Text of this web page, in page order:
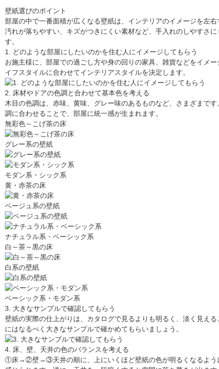
壁紙選びのポイント
部屋の中で一番面積が広くなる壁紙は、インテリアのイメージを左
汚れが落ちやすい、キズがつきにくい素材など、手入れのしやすさ
す。
1. どのような部屋にしたいのかを住む人にイメージしてもらう
お施主様に、部屋での過ごし方や身の回りの家具、雑貨などをイメ
イフスタイルに合わせてインテリアスタイルを決定します。
2. 床材やドアの色調と合わせて基本色を考える
木目の色調は、赤味、黄味、グレー味のあるものなど、さまざまで
調に合わせることで、部屋に統一感が生まれます。
無彩色～こげ茶の床
グレー系の壁紙
モダン系・シック系
黄・赤茶の床
ベージュ系の壁紙
ナチュラル系・ベーシック系
白～茶～黒の床
白系の壁紙
ベーシック系・モダン系
3. 大きなサンプルで確認してもらう
壁紙の実際の仕上がりは、カタログで見るよりも明るく、淡く見え
にはなるべく大きなサンプルで確かめてもらいましょう。
4. 床、壁、天井の色のバランスを考える
①床→②壁→③天井の順に、上にいくほど壁紙の色が明るくなるよう